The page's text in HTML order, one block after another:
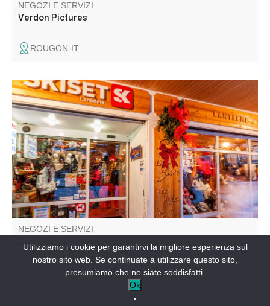
NEGOZI E SERVIZI
Verdon Pictures
ROUGON-IT
Negozzio per noleggiare sci Vendita, affitto attrezzatura
da sci, snowbaords, sci escursionistici, slittino, racchette
da neve,... Officina di riparazione, boots fitting Trimjet
Racing, test, consigli, prove sugli sci Negozio tecnico e
moda Tariffe speciali per gruppi
NEGOZI E SERVIZI
LA FOUX D’ALLOS-IT
Utilizziamo i cookie per garantirvi la migliore esperienza sul
nostro sito web. Se continuate a utilizzare questo sito,
presumiamo che ne siate soddisfatti.
Ok